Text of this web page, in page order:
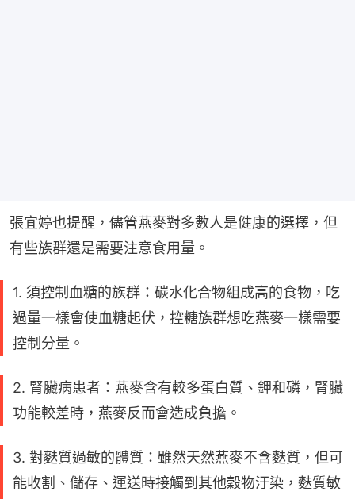
張宜婷也提醒，儘管燕麥對多數人是健康的選擇，但
有些族群還是需要注意食用量。
1. 須控制血糖的族群：碳水化合物組成高的食物，吃
過量一樣會使血糖起伏，控糖族群想吃燕麥一樣需要
控制分量。
2. 腎臟病患者：燕麥含有較多蛋白質、鉀和磷，腎臟
功能較差時，燕麥反而會造成負擔。
3. 對麩質過敏的體質：雖然天然燕麥不含麩質，但可
能收割、儲存、運送時接觸到其他穀物汙染，麩質敏